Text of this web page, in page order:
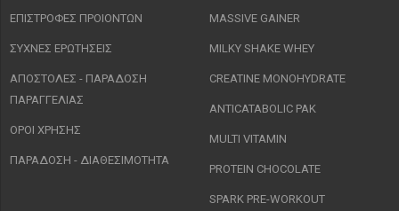
ΕΠΙΣΤΡΟΦΈΣ ΠΡΟΙΟΝΤΩΝ
ΣΥΧΝΈΣ ΕΡΩΤΉΣΕΙΣ
ΑΠΟΣΤΟΛΈΣ - ΠΑΡΆΔΟΣΗ
ΠΑΡΑΓΓΕΛΊΑΣ
ΟΡΟΙ ΧΡΉΣΗΣ
ΠΑΡΑΔΟΣΗ - ΔΙΑΘΕΣΙΜΌΤΗΤΑ
MASSIVE GAINER
MILKY SHAKE WHEY
CREATINE MONOHYDRATE
ANTICATABOLIC PAK
MULTI VITAMIN
PROTEIN CHOCOLATE
SPARK PRE-WORKOUT